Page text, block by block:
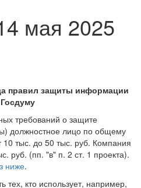
мая 2025
правил защиты информации
требований о защите
должностное лицо по общему
тыс. до 50 тыс. руб. Компания
руб. (пп. "в" п. 2 ст. 1 проекта).
ниже.
тех, кто использует, например,